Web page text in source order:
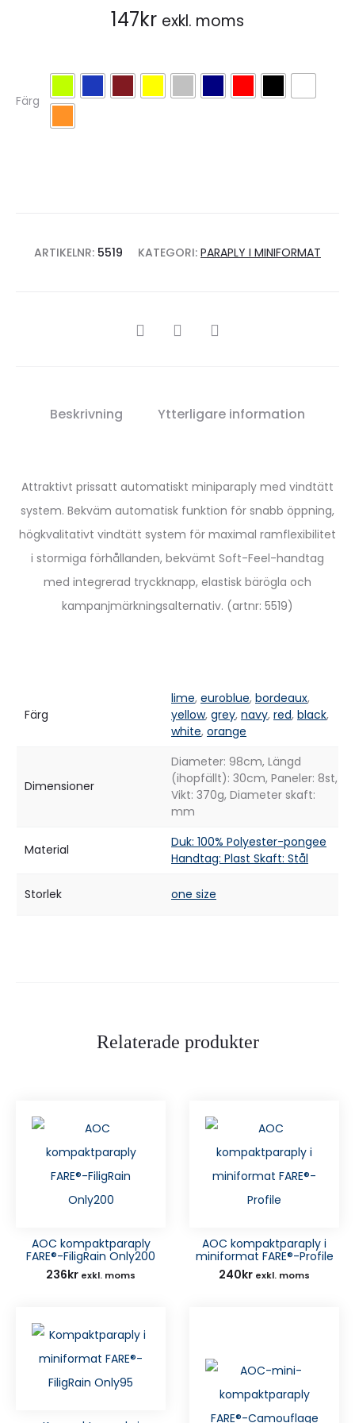
147kr exkl. moms
Färg
ARTIKELNR: 5519 KATEGORI: PARAPLY I MINIFORMAT
SHARE
Beskrivning Ytterligare information
Attraktivt prissatt automatiskt miniparaply med vindtätt
system. Bekväm automatisk funktion för snabb öppning,
högkvalitativt vindtätt system för maximal ramflexibilitet
i stormiga förhållanden, bekvämt Soft-Feel-handtag
med integrerad tryckknapp, elastisk bärögla och
kampanjmärkningsalternativ. (artnr: 5519)
Färg
lime, euroblue, bordeaux,
yellow, grey, navy, red, black,
white, orange
Dimensioner
Diameter: 98cm, Längd
(ihopfällt): 30cm, Paneler: 8st,
Vikt: 370g, Diameter skaft:
mm
Material
Duk: 100% Polyester-pongee
Handtag: Plast Skaft: Stål
Storlek one size
Relaterade produkter
AOC kompaktparaply
FARE®-FiligRain Only200
236kr exkl. moms
AOC kompaktparaply i
miniformat FARE®-Profile
240kr exkl. moms